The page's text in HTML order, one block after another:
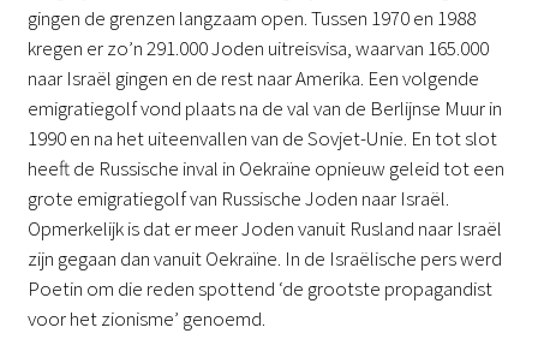
gingen de grenzen langzaam open. Tussen 1970 en 1988
kregen er zo’n 291.000 Joden uitreisvisa, waarvan 165.000
naar Israël gingen en de rest naar Amerika. Een volgende
emigratiegolf vond plaats na de val van de Berlijnse Muur in
1990 en na het uiteenvallen van de Sovjet-Unie. En tot slot
heeft de Russische inval in Oekraïne opnieuw geleid tot een
grote emigratiegolf van Russische Joden naar Israël.
Opmerkelijk is dat er meer Joden vanuit Rusland naar Israël
zijn gegaan dan vanuit Oekraïne. In de Israëlische pers werd
Poetin om die reden spottend ‘de grootste propagandist
voor het zionisme’ genoemd.